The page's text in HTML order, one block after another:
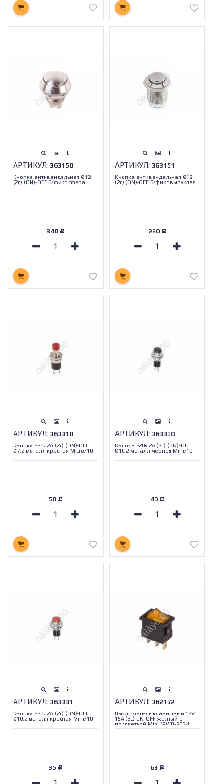
АРТИКУЛ: 363150
Кнопка антивандальная Ø12
(2с) (ON)-OFF Б/фикс сфера
340 Р
АРТИКУЛ: 363151
Кнопка антивандальная Ø12
(2с) (ON)-OFF Б/фикс выпуклая
230 Р
АРТИКУЛ: 363310
Кнопка 220v 2A (2c) (ON)-OFF
Ø7,2 металл красная Micro/10
50 Р
АРТИКУЛ: 363330
Кнопка 220v 2A (2c) (ON)-OFF
Ø10,2 металл черная Mini/10
40 Р
АРТИКУЛ: 363331
Кнопка 220v 2A (2c) (ON)-OFF
Ø10,2 металл красная Mini/10
35 Р
АРТИКУЛ: 362172
Выключатель клавишный 12V
15А (3с) ON-OFF желтый с
подсветкой Mini (RWB-206-1,
SC-768) REXANT
63 Р